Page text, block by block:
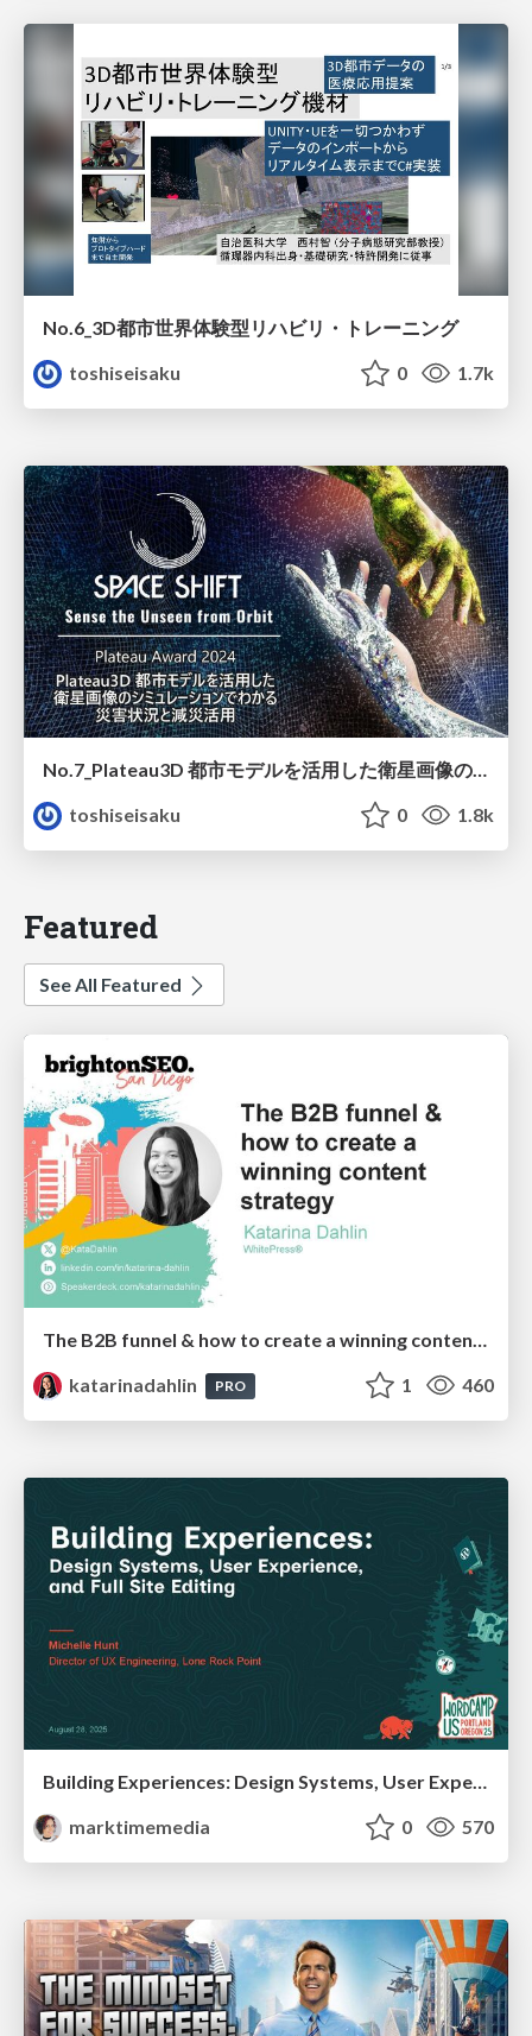
No.6_3D都市世界体験型リハビリ・トレーニング
toshiseisaku
0 1.7k
No.7_Plateau3D 都市モデルを活用した衛星画像のシミュレーションでわかる災害状況と減災活用
toshiseisaku
0 1.8k
Featured
See All Featured
katarinadahlin
PRO 1 460
Building Experiences: Design Systems, User Experience, and Full Site Editing
marktimemedia
0 570